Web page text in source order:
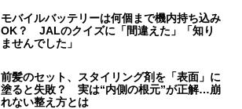
モバイルバッテリーは何個まで機内持ち込み
OK？ JALのクイズに「間違えた」「知り
ませんでした」
前髪のセット、スタイリング剤を「表面」に
塗ると失敗？ 実は“内側の根元”が正解…崩
れない整え方とは